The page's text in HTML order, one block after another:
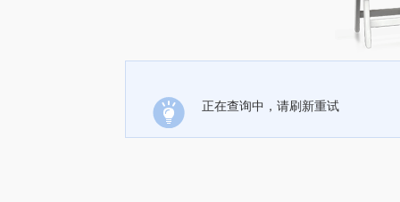
正在查询中，请刷新重试